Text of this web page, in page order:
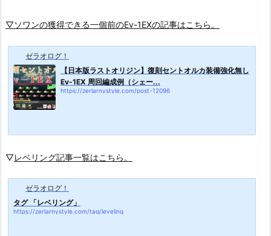
▽ソワンの獲得できる一個前のEv-1EXの記事はこちら。
ゼラオログ！
【日本版ラストオリジン】復刻セントオルカ装備強化無し
Ev-1EX 周回編成例（シェー...
https://zerlarnystyle.com/post-12096
▽レベリング記事一覧はこちら。
ゼラオログ！
タグ 「レベリング」
https://zerlarnystyle.com/tag/leveling